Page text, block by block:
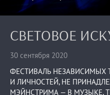
СВЕТОВОЕ
30 сентября 2020
ФЕСТИВАЛЬ НЕЗАВИСИМЫХ
И ЛИЧНОСТЕЙ, НЕ
МЭЙНСТРИМА — В МУЗЫКЕ,